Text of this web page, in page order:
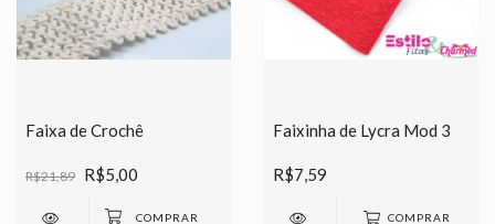
Faixa de Crochê
R$21,89 R$5,00
Faixinha de Lycra Mod 3
R$7,59
COMPRAR